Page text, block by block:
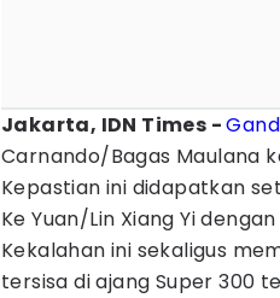
Jakarta, IDN Times -
Carnando/Bagas Maulana
Kepastian ini didapatkan
Ke Yuan/Lin Xiang Yi
Kekalahan ini sekaligus
tersisa di ajang Super 300